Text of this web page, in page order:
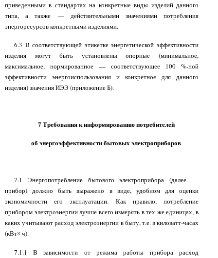
приведенными в стандартах на конкретные виды изделий данного
типа, а также — действительными значениями потребления
энергоресурсов конкретными изделиями.
6.3 В соответствующей этикетке энергетической эффективности
изделия могут быть установлены опорные (минимальное,
максимальное, нормированное — соответствующее 100 %-ной
эффективности энергоиспользования и конкретное для данного
изделия) значения ИЭЭ (приложение Б).
7 Требования к информированию потребителей
об энергоэффективности бытовых электроприборов
7.1 Энергопотребление бытового электроприбора (далее —
прибор) должно быть выражено в виде, удобном для оценки
экономичности его эксплуатации. Как правило, потребление
прибором электроэнергии лучше всего измерять в тех же единицах, в
каких учитывают расход электроэнергии в быту, т.е. в киловатт-часах
(кВт× ч).
7.1.1 В зависимости от режима работы прибора расход